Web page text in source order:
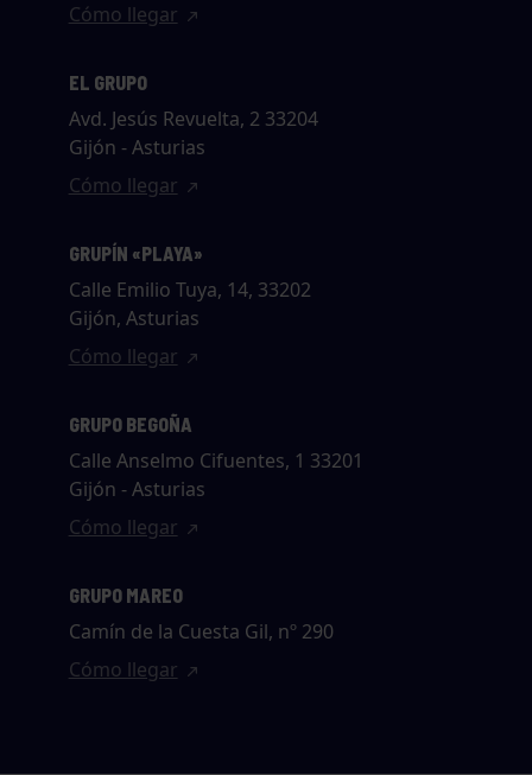
Cómo llegar
EL GRUPO
Avd. Jesús Revuelta, 2 33204
Gijón - Asturias
Cómo llegar
GRUPÍN «PLAYA»
Calle Emilio Tuya, 14, 33202
Gijón, Asturias
Cómo llegar
GRUPO BEGOÑA
Calle Anselmo Cifuentes, 1 33201
Gijón - Asturias
Cómo llegar
GRUPO MAREO
Camín de la Cuesta Gil, nº 290
Cómo llegar